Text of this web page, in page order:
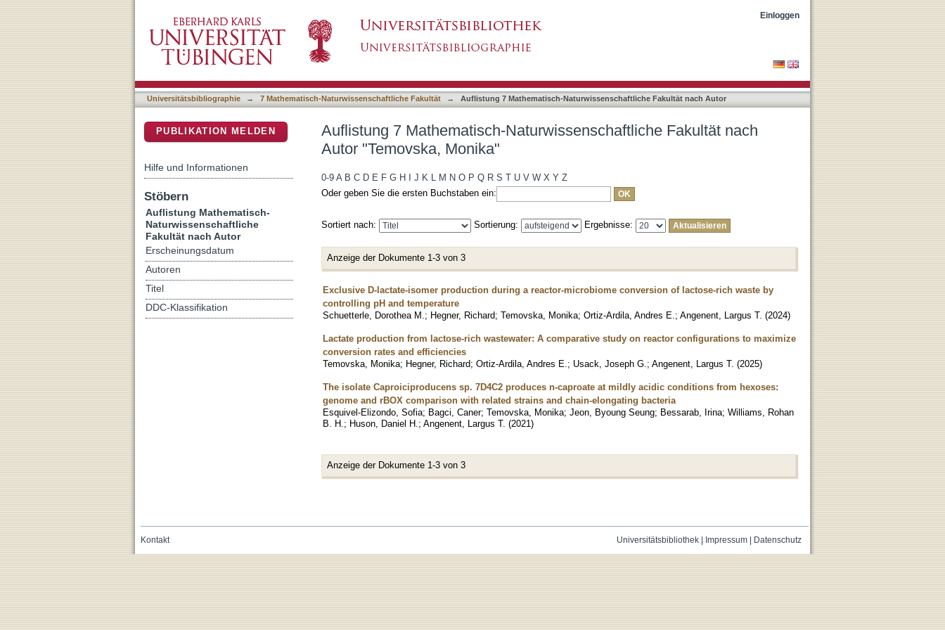
Einloggen
Universitätsbibliographie → 7 Mathematisch-Naturwissenschaftliche Fakultät → Auflistung 7 Mathematisch-Naturwissenschaftliche Fakultät nach Autor
Auflistung 7 Mathematisch-Naturwissenschaftliche Fakultät nach
Autor "Temovska, Monika"
0-9 A B C D E F G H J K L M N O P Q R S T U V W X Y Z
Oder geben Sie die ersten Buchstaben ein:
Sortiert nach: Sortierung: Ergebnisse:
Anzeige der Dokumente 1-3 von 3
Exclusive D-lactate-isomer production during a reactor-microbiome conversion of lactose-rich waste by
controlling pH and temperature
Schuetterle, Dorothea M. ; Hegner, Richard; Temovska, Monika; Ortiz-Ardila, Andres E. ; Angenent, Largus T. (2024)
Lactate production from lactose-rich wastewater: A comparative study on reactor configurations to maximize
conversion rates and efficiencies
Temovska, Monika; Hegner, Richard; Ortiz-Ardila, Andres E. ; Usack, Joseph G. ; Angenent, Largus T. (2025)
The isolate Caproiciproducens sp. 7D4C2 produces n-caproate at mildly acidic conditions from hexoses:
genome and rBOX comparison with related strains and chain-elongating bacteria
Esquivel-Elizondo, Sofia; Bagci, Caner; Temovska, Monika; Jeon, Byoung Seung; Bessarab, Irina; Williams, Rohan
B. H. ; Huson, Daniel H. ; Angenent, Largus T. (2021)
Anzeige der Dokumente 1-3 von 3
PUBLIKATION MELDEN
Hilfe und Informationen
Stöbern
Auflistung Mathematisch-
Naturwissenschaftliche
Fakultät nach Autor
Erscheinungsdatum
Autoren
Titel
DDC-Klassifikation
Universitätsbibliothek| Impressum| Datenschutz
Kontakt